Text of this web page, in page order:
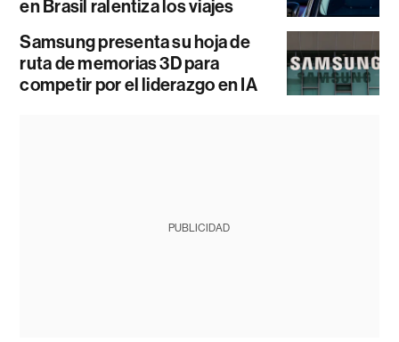
en Brasil ralentiza los viajes
Samsung presenta su hoja de
ruta de memorias 3D para
competir por el liderazgo en IA
PUBLICIDAD